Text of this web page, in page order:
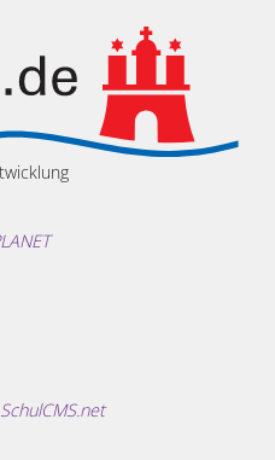
SchulCMS.net